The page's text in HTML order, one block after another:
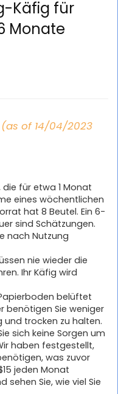
Käfig für
Monate
(as of 14/04/2023
für etwa 1 Monat
eines wöchentlichen
hat 8 Beutel. Ein 6-
sind Schätzungen.
nach Nutzung
nie wieder die
Ihr Käfig wird
belüftet
benötigen Sie weniger
trocken zu halten.
sich keine Sorgen um
haben festgestellt,
was zuvor
jeden Monat
sehen Sie, wie viel Sie